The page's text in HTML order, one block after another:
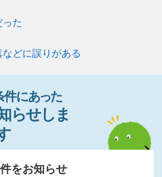
った
などに誤りがある
件にあった
らせし ま
をお知らせ